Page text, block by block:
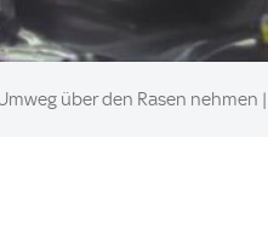
über den Rasen nehmen